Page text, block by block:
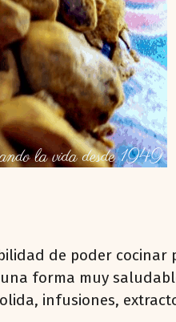
de poder cocinar
forma muy
infusiones,